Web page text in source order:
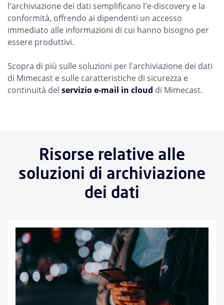
l'archiviazione dei dati semplificano l'e-discovery e la
conformità, offrendo ai dipendenti un accesso
immediato alle informazioni di cui hanno bisogno per
essere produttivi.
Scopra di più sulle soluzioni per l'archiviazione dei dati
di Mimecast e sulle caratteristiche di sicurezza e
continuità del servizio e-mail in cloud di Mimecast.
Risorse relative alle
soluzioni di archiviazione
dei dati